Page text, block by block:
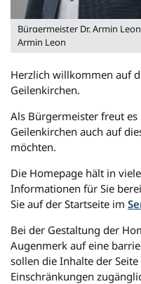
Bürgermeister Dr. Armin Leon
Armin Leon
Herzlich willkommen auf
Geilenkirchen.
Als Bürgermeister freut es
Geilenkirchen auch auf
möchten.
Die Homepage hält in
Informationen für Sie
Sie auf der Startseite im
Bei der Gestaltung der
Augenmerk auf eine
sollen die Inhalte der
Einschränkungen